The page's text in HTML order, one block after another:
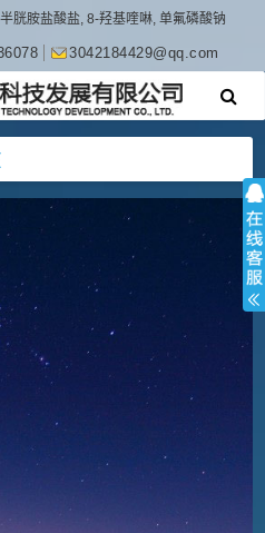
胱胺盐酸盐, 8-羟基喹啉, 单氟磷酸钠
3042184429@qq.com